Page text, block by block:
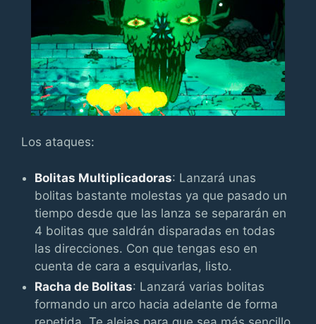
Los ataques:
Bolitas Multiplicadoras: Lanzará unas
bolitas bastante molestas ya que pasado un
tiempo desde que las lanza se separarán en
4 bolitas que saldrán disparadas en todas
las direcciones. Con que tengas eso en
cuenta de cara a esquivarlas, listo.
Racha de Bolitas: Lanzará varias bolitas
formando un arco hacia adelante de forma